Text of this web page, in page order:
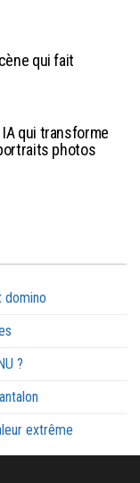
qui fait
IA qui transforme
photos
domino
?
extrême